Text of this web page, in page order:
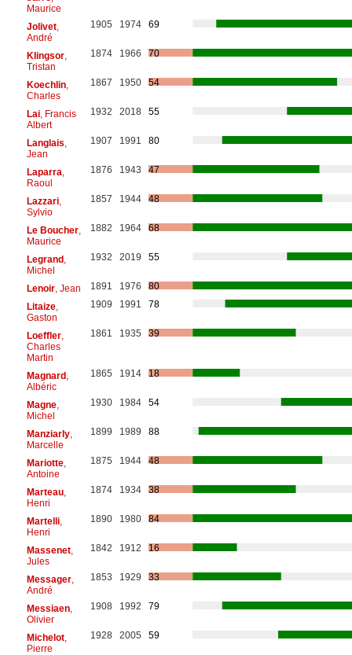
Maurice
Jolivet,
André
1905 1974 69
Klingsor,
Tristan
1874 1966 70
Koechlin,
Charles
1867 1950 54
Lai, Francis
Albert
1932 2018 55
Langlais
Jean
1907 1991 80
Laparra
Raoul
1876 1943 47
Lazzari,
Sylvio
1857 1944 48
Le Boucher,
Maurice
1882 1964 68
Legrand,
Michel
1932 2019 55
Lenoir, Jean 1891 1976
80
Litaize,
Gaston
1909 1991 78
Loeffler,
Charles
Martin
1861 1935 39
Magnard,
Albéric
1865 1914 18
Magne,
Michel
1930 1984 54
Manziarly,
Marcelle
1899 1989 88
Mariotte,
Antoine
1875 1944 48
Marteau,
Henri
1874 1934 38
Martelli,
Henri
1890 1980 84
Massenet,
Jules
1842 1912 16
Messager,
André
1853 1929 33
Messiaen,
Olivier
1908 1992 79
Michelot,
Pierre
1928 2005 59